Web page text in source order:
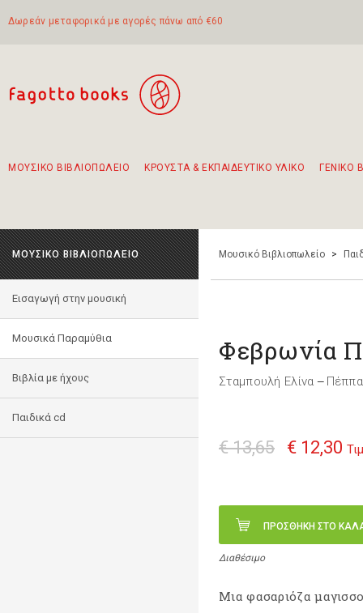
Δωρεάν μεταφορικά με αγορές πάνω από €60
ΜΟΥΣΙΚΟ ΒΙΒΛΙΟΠΩΛΕΙΟ ΚΡΟΥΣΤΑ & ΕΚΠΑΙΔΕΥΤΙΚΟ ΥΛΙΚΟ ΓΕΝΙΚΟ
ΜΟΥΣΙΚΟ ΒΙΒΛΙΟΠΩΛΕΙΟ
Εισαγωγή στην μουσική
Μουσικά Παραμύθια
Βιβλία με ήχους
Παιδικά cd
Μουσικό Βιβλιοπωλείο >
Φεβρωνία
Σταμπουλή Ελίνα —
€ 13,65 € 12,30
ΠΡΟΣΘΗΚΗ ΣΤΟ
Διαθέσιμο
Μια φασαριόζα